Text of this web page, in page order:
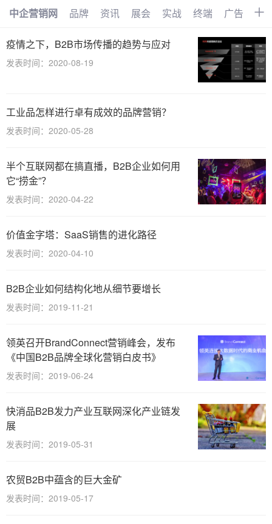
首页 品牌 资讯 展会
实战 时尚
智能 大数据
数字化
中企营销网 品牌 资讯 展会 实战 终端 广告 时
疫情之下，B2B市场传播的趋势与应对
发表时间：2020-08-19
工业品怎样进行卓有成效的品牌营销？
发表时间：2020-05-28
半个互联网都在搞直播，B2B企业如何用
它“捞金”？
发表时间：2020-04-22
价值金字塔：SaaS销售的进化路径
发表时间：2020-04-10
B2B企业如何结构化地从细节要增长
发表时间：2019-11-21
领英召开BrandConnect营销峰会，发布
《中国B2B品牌全球化营销白皮书》
发表时间：2019-06-24
快消品B2B发力产业互联网深化产业链发
展
发表时间：2019-05-31
农贸B2B中蕴含的巨大金矿
发表时间：2019-05-17